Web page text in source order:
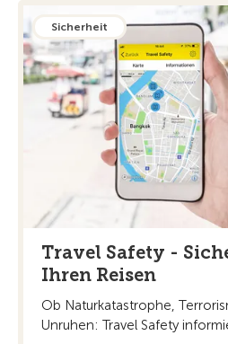
Sicherheit
Travel Safety -
Ihren Reisen
Ob Naturkatastrophe,
Unruhen: Travel Safety